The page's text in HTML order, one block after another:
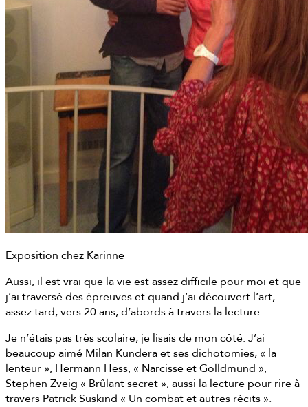
Exposition chez Karinne
Aussi, il est vrai que la vie est assez difficile pour moi et que
j’ai traversé des épreuves et quand j’ai découvert l’art,
assez tard, vers 20 ans, d’abords à travers la lecture.
Je n’étais pas très scolaire, je lisais de mon côté. J’ai
beaucoup aimé Milan Kundera et ses dichotomies, « la
lenteur », Hermann Hess, « Narcisse et Golldmund »,
Stephen Zveig « Brûlant secret », aussi la lecture pour rire à
travers Patrick Suskind « Un combat et autres récits ».